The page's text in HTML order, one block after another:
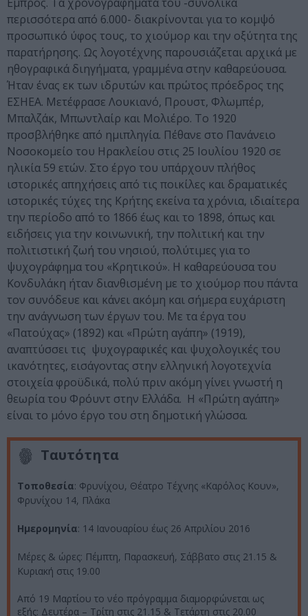
περισσότερα από 6.000- διακρίνονται για το κομψό
προσωπικό ύφος τους, το χιούμορ και την οξύτητα της
παρατήρησης. Ως λογοτέχνης παρουσιάζεται αρχικά με
ηθογραφικά διηγήματα, γραμμένα στην καθαρεύουσα.
Ήταν ένας εκ των ιδρυτών και πρώτος πρόεδρος της
ΕΣΗΕΑ. Μετέφρασε Λουκιανό, Προυστ, Φλωμπέρ,
Μπαλζάκ, Μπωντλαίρ και Μολιέρο. Το 1920
προσβλήθηκε από ημιπληγία. Πέθανε στο Πανάνειο
Νοσοκομείο του Ηρακλείου στις 25 Ιουλίου 1920 σε
ηλικία 59 ετών. Στο έργο του υπάρχουν πλήθος
ιστορικές απηχήσεις από τις ποικίλες και δραματικές
ιστορικές τύχες της Κρήτης εκείνα τα χρόνια, ιδιαίτερα
την περίοδο από το 1866 έως και το 1898, όπως και
ειδήσεις για την κοινωνική, την πολιτική και την
πολιτιστική ζωή του νησιού, πολύτιμες για το
ψυχογράφημα του «Κρητικού». Η καθαρεύουσα του
Κονδυλάκη ήταν διανθισμένη με το χιούμορ που πάντα
τον συνόδευε και κάνει ακόμη και σήμερα ευχάριστη
την ανάγνωση των έργων του. Με τα έργα του
«Πατούχας» (1892) και «Πρώτη αγάπη» (1919),
αναπτύσσει τις ψυχογραφικές και ψυχολογικές του
ικανότητες, εισάγοντας στην ελληνική λογοτεχνία
στοιχεία φροϋδικά, πολύ πριν ακόμη γίνει γνωστή η
θεωρία του Φρόυντ στην Ελλάδα. Η «Πρώτη αγάπη»
είναι το μόνο έργο του στη δημοτική γλώσσα.
Ταυτότητα
Τοποθεσία: Φρυνίχου, Θέατρο Τέχνης «Καρόλος Κουν»,
Φρυνίχου 14, Πλάκα
Ημερομηνία: 14 Ιανουαρίου έως 26 Απριλίου 2016
Μέρες & ώρες: Πέμπτη, Παρασκευή, Σάββατο στις 21.15 &
Κυριακή στις 19.00
Από 19 Μαρτίου το νέο πρόγραμμα διαμορφώνεται ως
εξής: Δευτέρα – Τρίτη στις 21.15 & Τετάρτη στις 20.00